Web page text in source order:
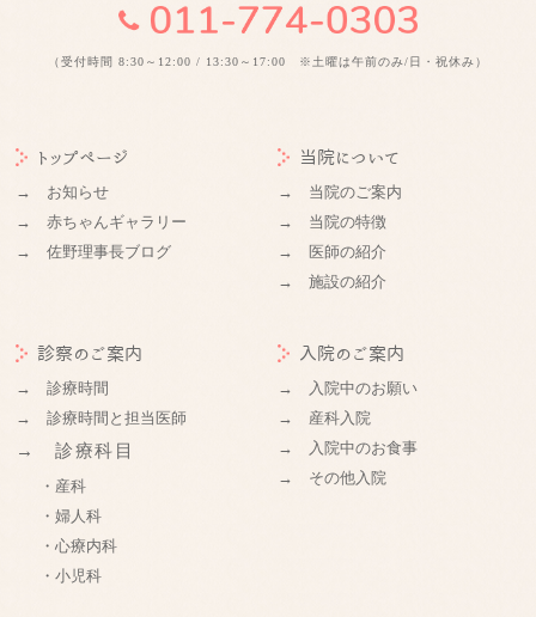
（受付時間 8:30～12:00 / 13:30～17:00 ※土曜は午前のみ/日・祝休み）
トップページ
→ お知らせ
→ 赤ちゃんギャラリー
→ 佐野理事長ブログ
当院について
→ 当院のご案内
→ 当院の特徴
→ 医師の紹介
→ 施設の紹介
診察のご案内
→ 診療時間
→ 診療時間と担当医師
→ 診療科目
・産科
・婦人科
・心療内科
・小児科
入院のご案内
→ 入院中のお願い
→ 産科入院
→ 入院中のお食事
→ その他入院